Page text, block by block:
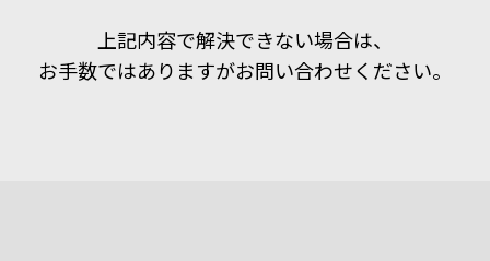
上記内容で解決できない場合は、
お手数ではありますがお問い合わせください。